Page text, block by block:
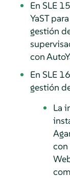
En SLE
YaST
gestión
con
En SLE
gestión
La
con